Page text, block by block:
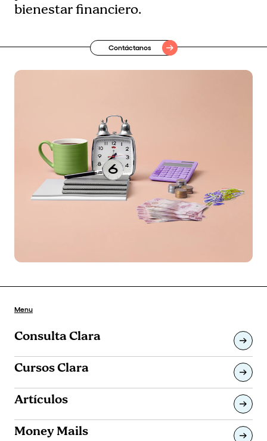
bienestar financiero.
Contáctanos
Menu
Consulta Clara
Cursos Clara
Artículos
Money Mails